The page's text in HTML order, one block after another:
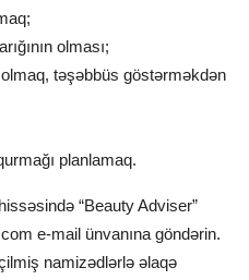
olması;
təşəbbüs göstərməkdən
planlamaq.
“Beauty Adviser”
e-mail ünvanına göndərin.
namizədlərlə əlaqə